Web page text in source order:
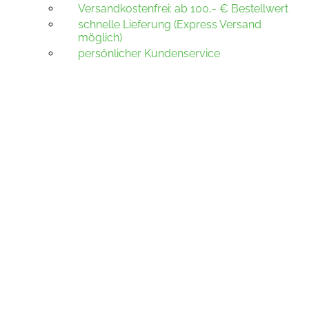
Versandkostenfrei: ab 100,- € Bestellwert
schnelle Lieferung (Express Versand
möglich)
persönlicher Kundenservice